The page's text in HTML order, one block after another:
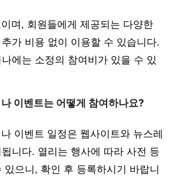
며, 회원들에게 제공되는 다양한
가 비용 없이 이용할 수 있습니다.
에는 소정의 참여비가 있을 수 있
이벤트는 어떻게 참여하나요?
이벤트 일정은 웹사이트와 뉴스레
니다. 열리는 행사에 따라 사전 등
있으니, 확인 후 등록하시기 바랍니